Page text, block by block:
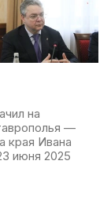
на
—
края Ивана
июня 2025